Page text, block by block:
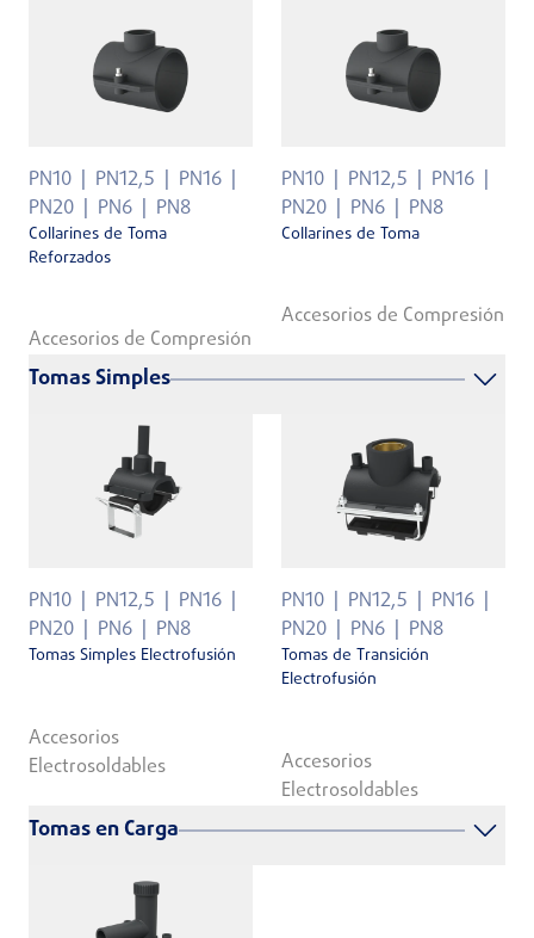
PN10 PN12,5
PN16
PN20
PN6 PN8
Collarines de Toma
Reforzados
Accesorios de Compresión
PN10 PN12,5
PN16
PN20
PN6 PN8
Collarines de Toma
Accesorios de Compresión
Tomas Simples
PN10 PN12,5
PN16
PN20
PN6 PN8
Tomas Simples Electrofusión
Accesorios
Electrosoldables
PN10 PN12,5
PN16
PN20
PN6 PN8
Tomas de Transición
Electrofusión
Accesorios
Electrosoldables
Tomas en Carga